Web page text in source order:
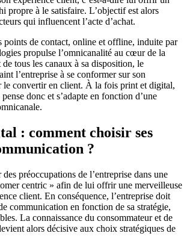
propre à le satisfaire. L’objectif est alors
qui influencent l’acte d’achat.
de contact, online et offline, induite par
propulse l’omnicanalité au cœur de la
tous les canaux à sa disposition, le
l’entreprise à se conformer sur son
le convertir en client. À la fois print et digital,
donc et s’adapte en fonction d’une
: comment choisir ses
?
préoccupations de l’entreprise dans une
centric » afin de lui offrir une merveilleuse
client. En conséquence, l’entreprise doit
communication en fonction de sa stratégie,
La connaissance du consommateur et de
alors décisive aux choix stratégiques de